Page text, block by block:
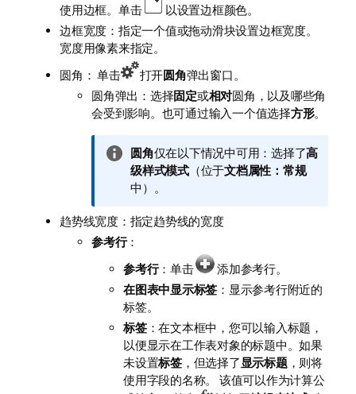
使用边框。单击
以设置边框颜色。
边框宽度：指定一个值或拖动滑块设置边框宽度。
宽度用像素来指定。
圆角： 单击
打开圆角弹出窗口。
圆角弹出：选择固定或相对圆角，以及哪些角
会受到影响。也可通过输入一个值选择方形。
信
息
注
圆角仅在以下情况中可用：选择了高
级样式模式（位于文档属性：常规
中）。
趋势线宽度：指定趋势线的宽度
参考行：
参考行：单击
添加参考行。
在图表中显示标签 ：显示参考行附近的
标签。
标签：在文本框中，您可以输入标题，
以便显示在工作表对象的标题中。如果
未设置标签，但选择了显示标题，则将
使用字段的名称。 该值可以作为计算公